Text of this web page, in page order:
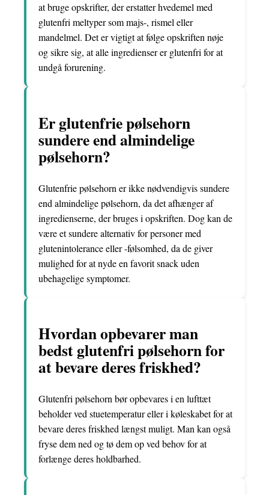
at bruge opskrifter, der erstatter hvedemel med
glutenfri meltyper som majs-, rismel eller
mandelmel. Det er vigtigt at følge opskriften nøje
og sikre sig, at alle ingredienser er glutenfri for at
undgå forurening.
Er glutenfrie pølsehorn
sundere end almindelige
pølsehorn?
Glutenfrie pølsehorn er ikke nødvendigvis sundere
end almindelige pølsehorn, da det afhænger af
ingredienserne, der bruges i opskriften. Dog kan de
være et sundere alternativ for personer med
glutenintolerance eller -følsomhed, da de giver
mulighed for at nyde en favorit snack uden
ubehagelige symptomer.
Hvordan opbevarer man
bedst glutenfri pølsehorn for
at bevare deres friskhed?
Glutenfri pølsehorn bør opbevares i en lufttæt
beholder ved stuetemperatur eller i køleskabet for at
bevare deres friskhed længst muligt. Man kan også
fryse dem ned og tø dem op ved behov for at
forlænge deres holdbarhed.